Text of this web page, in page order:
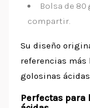
Bolsa de
compartir.
Su diseño
referencias
golosinas
Perfectas para